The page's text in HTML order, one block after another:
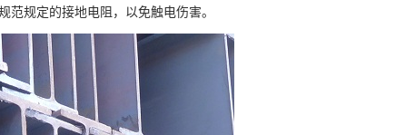
规定的接地电阻，以免触电伤害。